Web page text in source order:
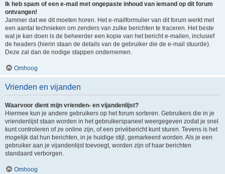
Ik heb spam of een e-mail met ongepaste inhoud van iemand op dit forum
ontvangen!
Jammer dat we dit moeten horen. Het e-mailformulier van dit forum werkt met
een aantal technieken om zenders van zulke berichten te traceren. Het beste
wat je kan doen is de beheerder een kopie van het bericht e-mailen, inclusief
de headers (hierin staan de details van de gebruiker die de e-mail stuurde).
Deze zal dan de nodige stappen ondernemen.
Omhoog
Vrienden en vijanden
Waarvoor dient mijn vrienden- en vijandenlijst?
Hiermee kun je andere gebruikers op het forum sorteren. Gebruikers die in je
vriendenlijst staan worden in het gebruikerspaneel weergegeven zodat je snel
kunt controleren of ze online zijn, of een privébericht kunt sturen. Tevens is het
mogelijk dat hun berichten, in je huidige stijl, gemarkeerd worden. Als je een
gebruiker aan je vijandenlijst toevoegt, worden zijn of haar berichten
standaard verborgen.
Omhoog